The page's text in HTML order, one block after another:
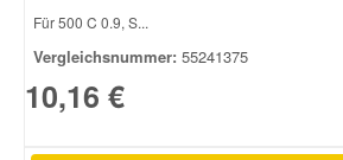
Für 500 C 0.9, S...
Vergleichsnummer: 55241375
10,16 €